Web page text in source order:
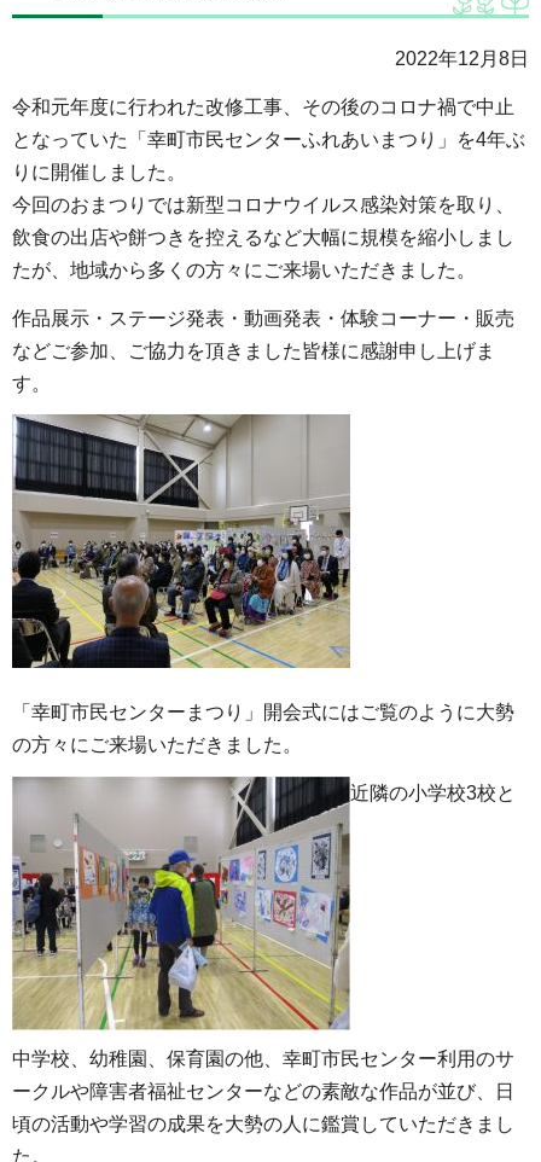
2022年12月8日
令和元年度に行われた改修工事、その後のコロナ禍で中止
となっていた「幸町市民センターふれあいまつり」を4年ぶ
りに開催しました。
今回のおまつりでは新型コロナウイルス感染対策を取り、
飲食の出店や餅つきを控えるなど大幅に規模を縮小しまし
たが、地域から多くの方々にご来場いただきました。
作品展示・ステージ発表・動画発表・体験コーナー・販売
などご参加、ご協力を頂きました皆様に感謝申し上げま
す。
「幸町市民センターまつり」開会式にはご覧のように大勢
の方々にご来場いただきました。
近隣の小学校3校と
中学校、幼稚園、保育園の他、幸町市民センター利用のサ
ークルや障害者福祉センターなどの素敵な作品が並び、日
頃の活動や学習の成果を大勢の人に鑑賞していただきまし
た。